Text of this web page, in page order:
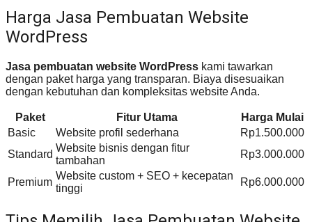
Harga Jasa Pembuatan Website
WordPress
Jasa pembuatan website WordPress kami tawarkan
dengan paket harga yang transparan. Biaya disesuaikan
dengan kebutuhan dan kompleksitas website Anda.
Paket Fitur Utama
Harga Mulai
Basic
Website profil sederhana
Rp1.500.000
Standard
Website bisnis dengan fitur
tambahan
Rp3.000.000
Premium
Website custom + SEO + kecepatan
tinggi
Rp6.000.000